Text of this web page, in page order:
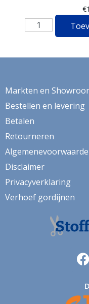
hartjes
herfstblad
herten
hertje
hijskraan
hond
€
Markten en
Bestellen en levering
Betalen
Retourneren
Disclaimer
Privacyverklaring
Verhoef gordijnen